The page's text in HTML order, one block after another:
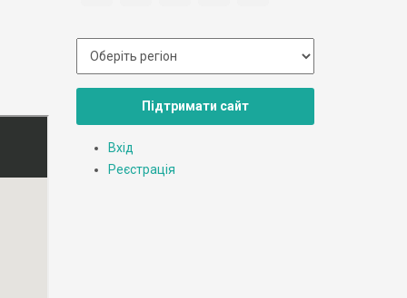
Підтримати сайт
Вхід
Реєстрація